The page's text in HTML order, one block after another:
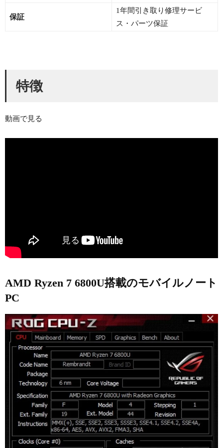
保証
1年間引き取り修理サービ
ス・パーツ保証
特徴
動画で見る
AMD Ryzen 7 6800U搭載のモバイルノート
PC